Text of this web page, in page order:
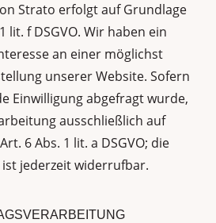
Strato erfolgt auf Grundlage
lit. f DSGVO. Wir haben ein
an einer möglichst
unserer Website. Sofern
Einwilligung abgefragt wurde,
ausschließlich auf
6 Abs. 1 lit. a DSGVO; die
ist jederzeit widerrufbar.